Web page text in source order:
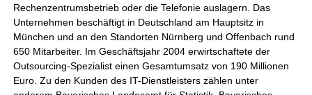
Rechenzentrumsbetrieb oder die Telefonie auslagern. Das
Unternehmen beschäftigt in Deutschland am Hauptsitz in
München und an den Standorten Nürnberg und Offenbach rund
650 Mitarbeiter. Im Geschäftsjahr 2004 erwirtschaftete der
Outsourcing-Spezialist einen Gesamtumsatz von 190 Millionen
Euro. Zu den Kunden des IT-Dienstleisters zählen unter